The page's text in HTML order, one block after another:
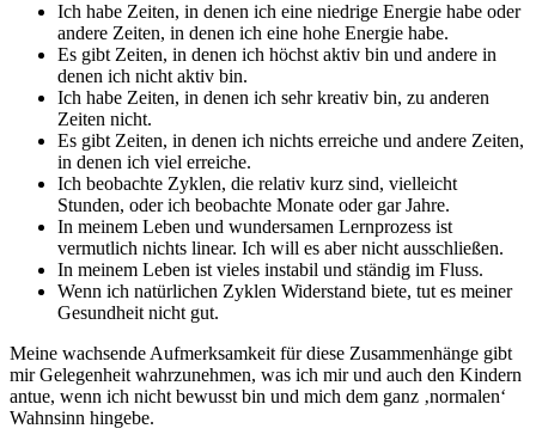
Ich habe Zeiten, in denen ich eine niedrige Energie habe oder
andere Zeiten, in denen ich eine hohe Energie habe.
Es gibt Zeiten, in denen ich höchst aktiv bin und andere in
denen ich nicht aktiv bin.
Ich habe Zeiten, in denen ich sehr kreativ bin, zu anderen
Zeiten nicht.
Es gibt Zeiten, in denen ich nichts erreiche und andere Zeiten,
in denen ich viel erreiche.
Ich beobachte Zyklen, die relativ kurz sind, vielleicht
Stunden, oder ich beobachte Monate oder gar Jahre.
In meinem Leben und wundersamen Lernprozess ist
vermutlich nichts linear. Ich will es aber nicht ausschließen.
In meinem Leben ist vieles instabil und ständig im Fluss.
Wenn ich natürlichen Zyklen Widerstand biete, tut es meiner
Gesundheit nicht gut.
Meine wachsende Aufmerksamkeit für diese Zusammenhänge gibt
mir Gelegenheit wahrzunehmen, was ich mir und auch den Kindern
antue, wenn ich nicht bewusst bin und mich dem ganz ‚normalen‘
Wahnsinn hingebe.